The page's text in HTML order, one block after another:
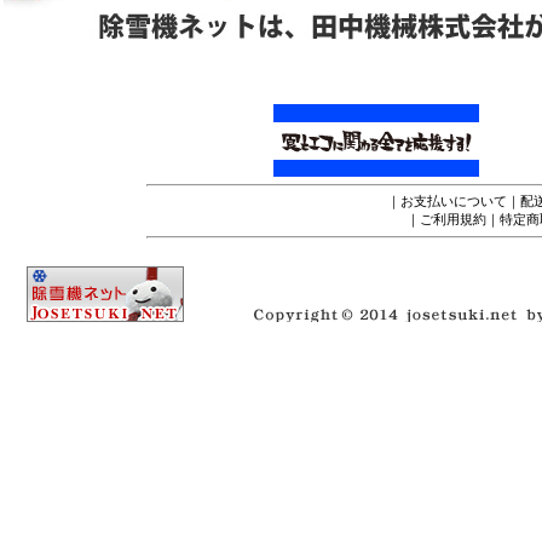
｜ お支払いについて ｜ 配
｜ ご利用規約 ｜ 特定